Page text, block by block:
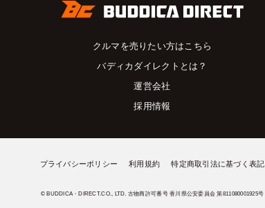
クルマを売りたい方はこちら
バディカダイレクトとは？
運営会社
採用情報
プライバシーポリシー 利用規約 特定商取引法に基づく表記
© BUDDICA・DIRECT.CO., LTD. 古物商許可番号 香川県公安委員会 第811080001925号